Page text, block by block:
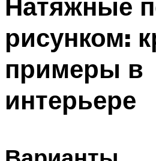
рисунком:
примеры в
интерьере